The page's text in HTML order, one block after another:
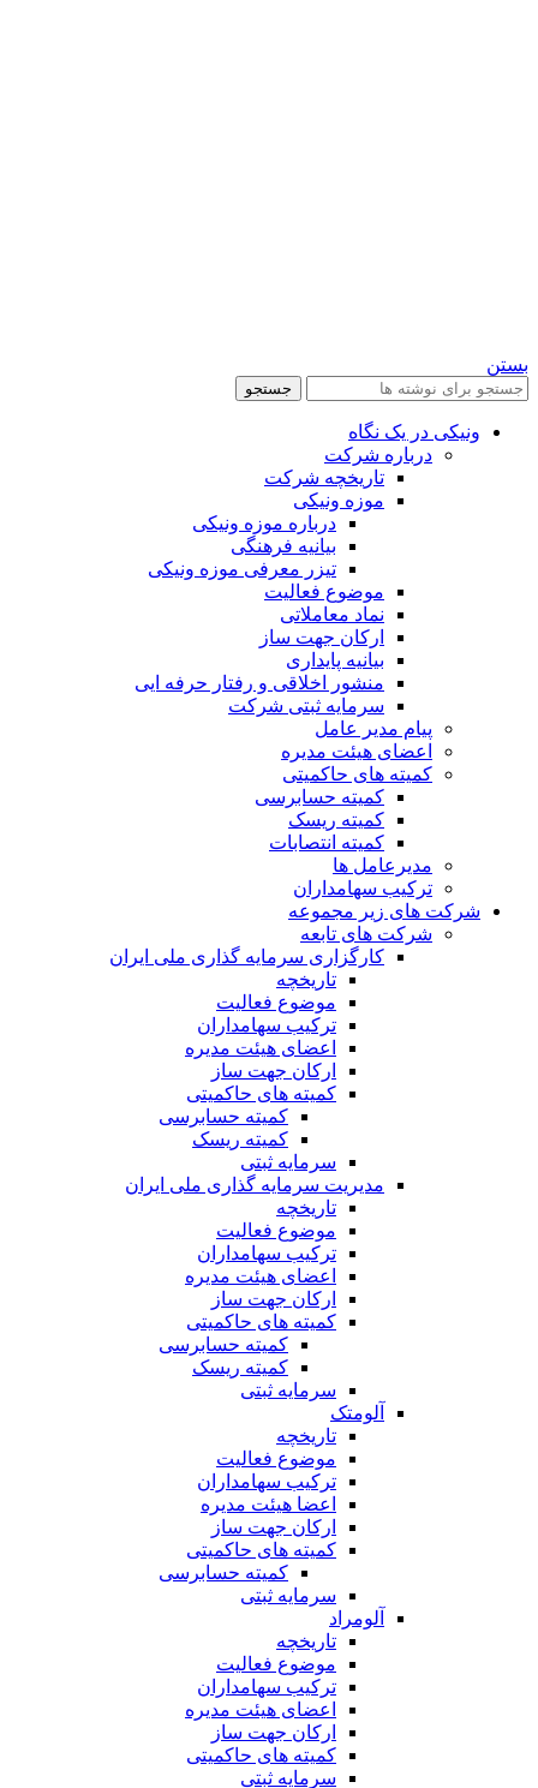
بستن
جستجو
ونیکی در یک نگاه
درباره شرکت
تاریخچه شرکت
موزه ونیکی
درباره موزه ونیکی
بیانیه فرهنگی
تیزر معرفی موزه ونیکی
موضوع فعالیت
نماد معاملاتی
ارکان جهت ساز
بیانیه پایداری
منشور اخلاقی و رفتار حرفه ایی
سرمایه ثبتی شرکت
پیام مدیر عامل
اعضای هیئت مدیره
کمیته های حاکمیتی
کمیته حسابرسی
کمیته ریسک
کمیته انتصابات
مدیرعامل ها
ترکیب سهامداران
شرکت های زیر مجموعه
شرکت های تابعه
کارگزاری سرمایه گذاری ملی ایران
تاریخچه
موضوع فعالیت
ترکیب سهامداران
اعضای هیئت مدیره
ارکان جهت ساز
کمیته های حاکمیتی
کمیته حسابرسی
کمیته ریسک
سرمایه ثبتی
مدیریت سرمایه گذاری ملی ایران
تاریخچه
موضوع فعالیت
ترکیب سهامداران
اعضای هیئت مدیره
ارکان جهت ساز
کمیته های حاکمیتی
کمیته حسابرسی
کمیته ریسک
سرمایه ثبتی
آلومتک
تاریخچه
موضوع فعالیت
ترکیب سهامداران
اعضا هیئت مدیره
ارکان جهت ساز
کمیته های حاکمیتی
کمیته حسابرسی
سرمایه ثبتی
آلومراد
تاریخچه
موضوع فعالیت
ترکیب سهامداران
اعضای هیئت مدیره
ارکان جهت ساز
کمیته های حاکمیتی
سرمایه ثبتی